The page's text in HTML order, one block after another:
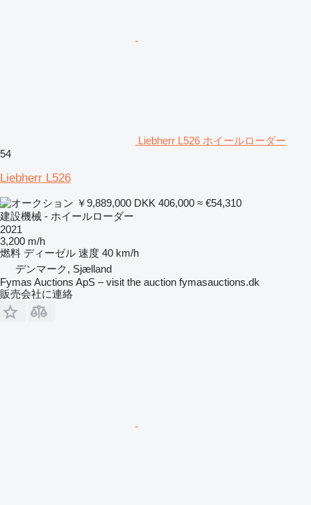
Liebherr L526 ホイールローダー
54
Liebherr L526
￥9,889,000 DKK 406,000 ≈ €54,310
建設機械 - ホイールローダー
2021
3,200 m/h
燃料 ディーゼル 速度 40 km/h
デンマーク, Sjælland
Fymas Auctions ApS – visit the auction fymasauctions.dk
販売会社に連絡